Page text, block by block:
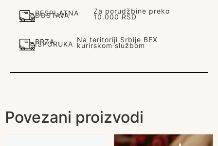
BESPLATNA
DOSTAVA
Za porudžbine preko
10.000 RSD
BRZA
ISPORUKA
Na teritoriji Srbije BEX
kurirskom službom
Povezani proizvodi